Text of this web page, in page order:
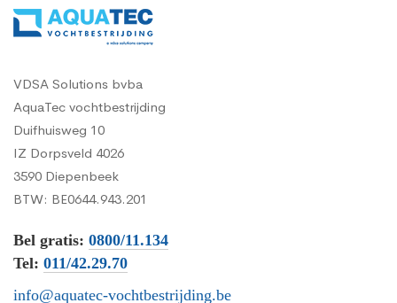
VDSA Solutions bvba
AquaTec vochtbestrijding
Duifhuisweg 10
IZ Dorpsveld 4026
3590 Diepenbeek
BTW: BE0644.943.201
Bel gratis: 0800/11.134
Tel: 011/42.29.70
info@aquatec-vochtbestrijding.be